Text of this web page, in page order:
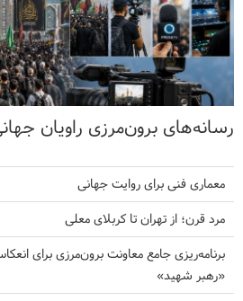
رسانه‌های برون‌مرزی راویان
معماری فنی برای روایت جهانی
مرد قرن؛ از تهران تا کربلای معلی
برنامه‌ریزی جامع معاونت برون‌مرزی برای
«رهبر شهید»